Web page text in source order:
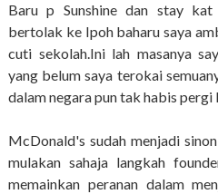
Baru p Sunshine dan stay kat
bertolak ke Ipoh baharu saya
cuti sekolah.Ini lah masanya
yang belum saya terokai
dalam negara pun tak habis pergi
McDonald's sudah menjadi
mulakan sahaja langkah
memainkan peranan dalam